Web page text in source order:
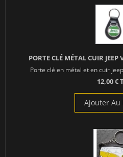
PORTE CLÉ MÉTAL CUIR
Porte clé en métal et en cuir
12,00 €
Ajouter Au